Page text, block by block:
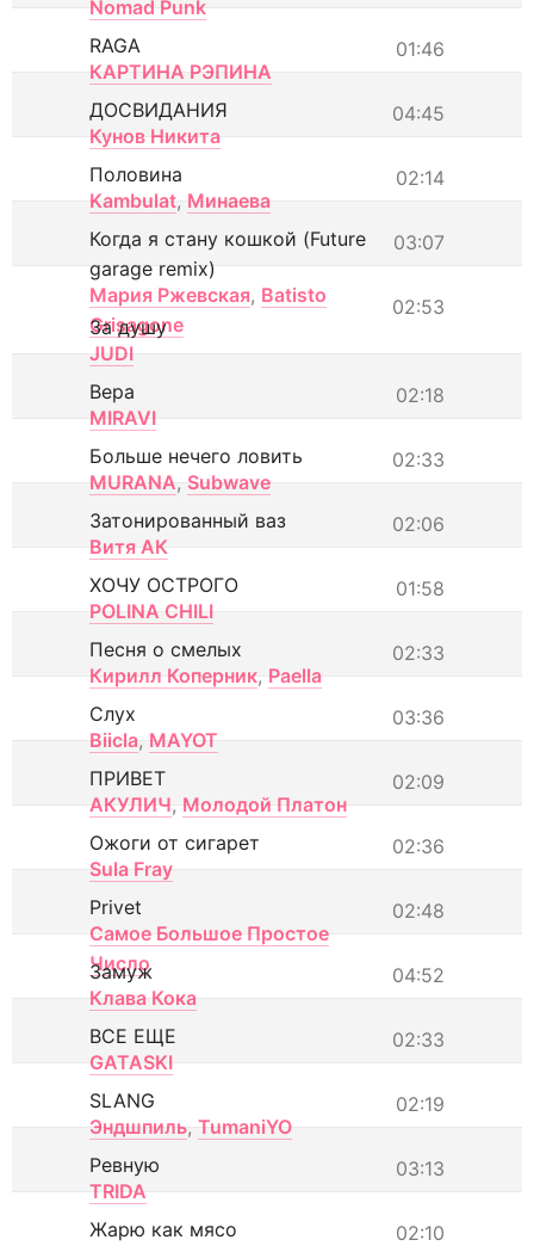
Nomad Punk
01:46
RAGA
КАРТИНА РЭПИНА
04:45
ДОСВИДАНИЯ
Кунов Никита
02:14
Половина
Kambulat, Минаева
03:07
Когда я стану кошкой (Future
garage remix)
Мария Ржевская, Batisto
Grisagone
02:53
За душу
JUDI
02:18
Вера
MIRAVI
02:33
Больше нечего ловить
MURANA, Subwave
02:06
Затонированный ваз
Витя АК
01:58
ХОЧУ ОСТРОГО
POLINA CHILI
02:33
Песня о смелых
Кирилл Коперник, Paella
03:36
Слух
Biicla, MAYOT
02:09
ПРИВЕТ
АКУЛИЧ, Молодой Платон
02:36
Ожоги от сигарет
Sula Fray
02:48
Privet
Самое Большое Простое
Число
04:52
Замуж
Клава Кока
02:33
ВСЕ ЕЩЕ
GATASKI
02:19
SLANG
Эндшпиль, TumaniYO
03:13
Ревную
TRIDA
02:10
Жарю как мясо